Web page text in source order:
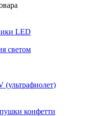
LED
светом
конфетти